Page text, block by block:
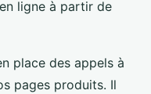
ligne à partir de
place des appels à
pages produits. Il